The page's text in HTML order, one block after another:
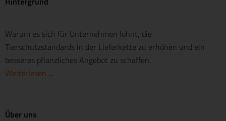
Warum es sich für Unternehmen lohnt, die
Tierschutzstandards in der Lieferkette zu erhöhen und ein
besseres pflanzliches Angebot zu schaffen.
Weiterlesen ...
Über uns